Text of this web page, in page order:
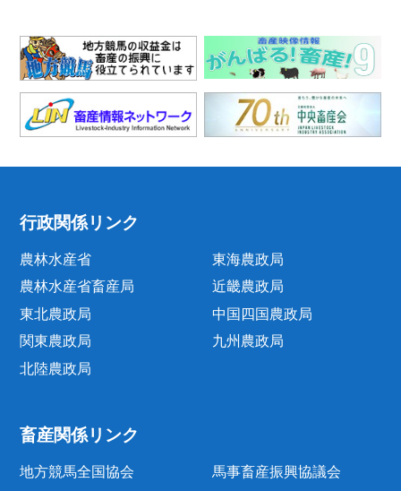
行政関係リンク
農林水産省
農林水産省畜産局
東北農政局
関東農政局
北陸農政局
東海農政局
近畿農政局
中国四国農政局
九州農政局
畜産関係リンク
地方競馬全国協会 馬事畜産振興協議会